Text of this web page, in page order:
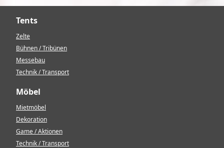
Tents
Zelte
Bühnen / Tribünen
Messebau
Technik / Transport
Möbel
Mietmöbel
Dekoration
Game / Aktionen
Technik / Transport